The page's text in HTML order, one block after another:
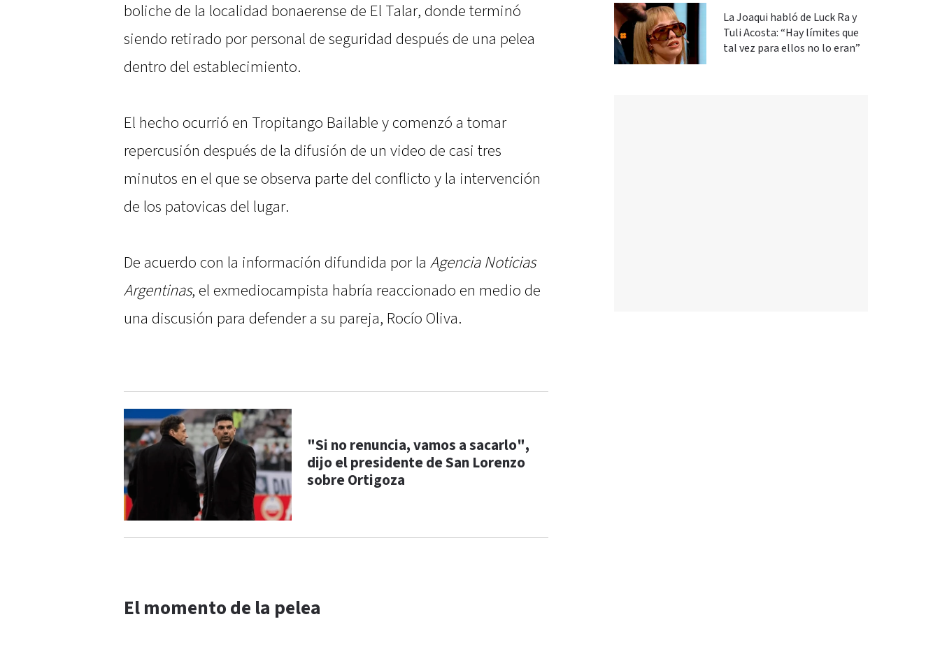
boliche de la localidad bonaerense de El Talar, donde terminó
siendo retirado por personal de seguridad después de una pelea
dentro del establecimiento.
El hecho ocurrió en Tropitango Bailable y comenzó a tomar
repercusión después de la difusión de un video de casi tres
minutos en el que se observa parte del conflicto y la intervención
de los patovicas del lugar.
De acuerdo con la información difundida por la Agencia Noticias
Argentinas, el exmediocampista habría reaccionado en medio de
una discusión para defender a su pareja, Rocío Oliva.
"Si no renuncia, vamos a sacarlo",
dijo el presidente de San Lorenzo
sobre Ortigoza
El momento de la pelea
La Joaqui habló de Luck Ra y
Tuli Acosta: “Hay límites que
tal vez para ellos no lo eran”